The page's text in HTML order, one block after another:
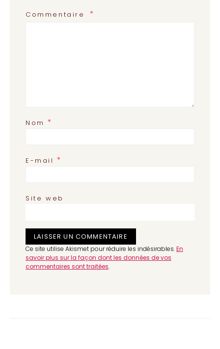
Commentaire
Nom*
E-mail*
Site web
Ce site utilise Akismet pour réduire les indésirables.En
savoir plus sur la façon dont les données de vos
commentaires sont traitées.